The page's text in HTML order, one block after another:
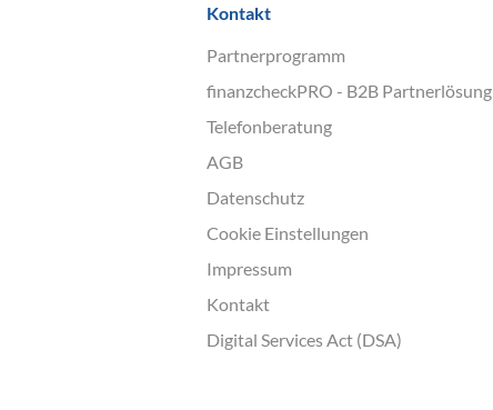
Kontakt
Partnerprogramm
finanzcheckPRO - B2B Partnerlösung
Telefonberatung
AGB
Datenschutz
Cookie Einstellungen
Impressum
Kontakt
Digital Services Act (DSA)